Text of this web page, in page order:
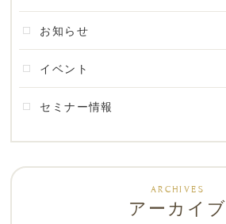
お知らせ
イベント
セミナー情報
アーカイブ